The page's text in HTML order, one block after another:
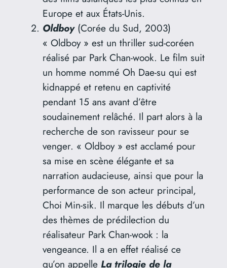
Europe et aux États-Unis.
Oldboy(Corée du Sud, 2003)
« Oldboy » est un thriller sud-coréen
réalisé par Park Chan-wook. Le film suit
un homme nommé Oh Dae-su qui est
kidnappé et retenu en captivité
pendant 15 ans avant d’être
soudainement relâché. Il part alors à la
recherche de son ravisseur pour se
venger. « Oldboy » est acclamé pour
sa mise en scène élégante et sa
narration audacieuse, ainsi que pour la
performance de son acteur principal,
Choi Min-sik. Il marque les débuts d’un
des thèmes de prédilection du
réalisateur Park Chan-wook : la
vengeance. Il a en effet réalisé ce
qu’on appelle La trilogie de la